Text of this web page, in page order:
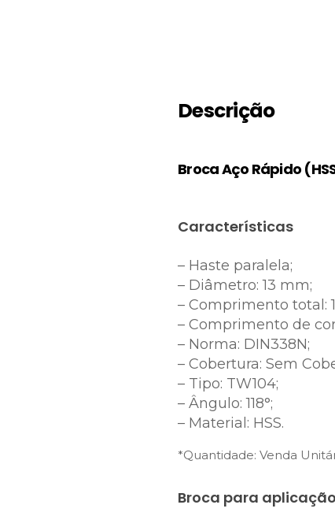
Descrição
Broca Aço Rápido
Características
– Haste paralela;
– Diâmetro: 13 mm;
– Comprimento total:
– Comprimento de
– Norma: DIN338N;
– Cobertura: Sem
– Tipo: TW104;
– Ângulo: 118°;
– Material: HSS.
*Quantidade: Venda
Broca para